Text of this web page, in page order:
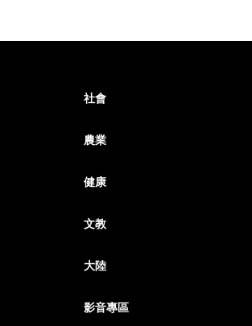
社會
農業
健康
文教
大陸
影音專區